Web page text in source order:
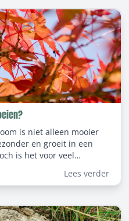
is niet alleen mooier
en groeit in een
is het voor veel
amberboom
zonder de boom te
af van het seizoen,
snoeitijdstip, maar ook
Lees verder